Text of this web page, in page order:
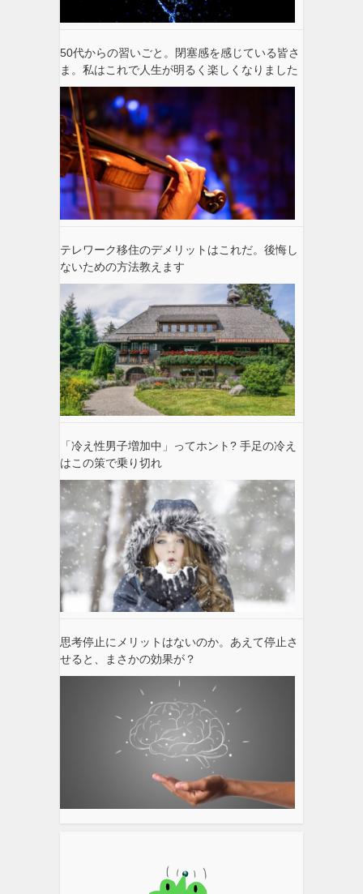
50代からの習いごと。閉塞感を感じている皆さ
ま。私はこれで人生が明るく楽しくなりました
テレワーク移住のデメリットはこれだ。後悔し
ないための方法教えます
「冷え性男子増加中」ってホント? 手足の冷え
はこの策で乗り切れ
思考停止にメリットはないのか。あえて停止さ
せると、まさかの効果が？